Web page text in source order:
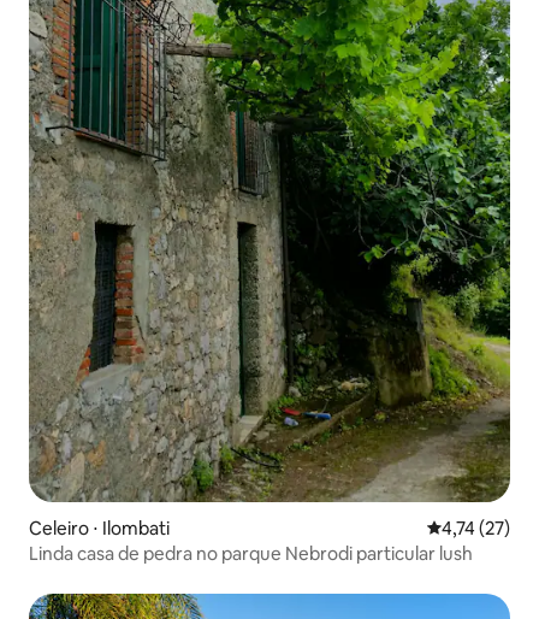
Celeiro ⋅ Ilombati 4,74 de uma
4,74 (27)
Linda casa de pedra no parque Nebrodi particular lush